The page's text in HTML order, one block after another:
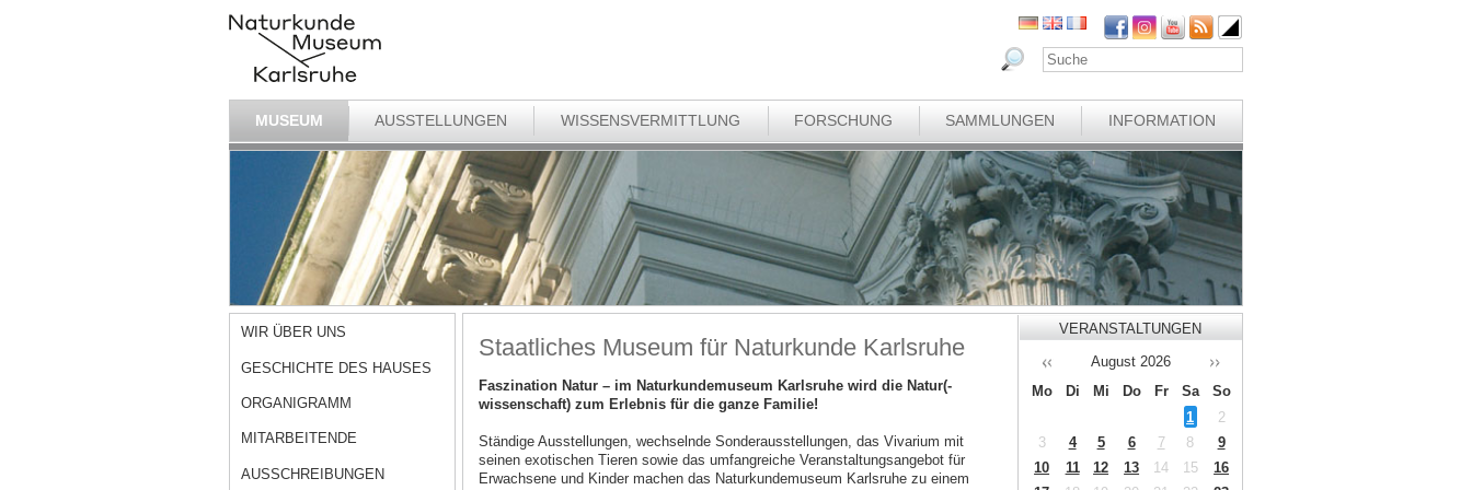
MUSEUM AUSSTELLUNGEN WISSENSVERMITTLUNG FORSCHUNG SAMMLUNGEN INFORMATION
WIR ÜBER UNS
GESCHICHTE DES HAUSES
ORGANIGRAMM
MITARBEITENDE
AUSSCHREIBUNGEN
Staatliches Museum für Naturkunde Karlsruhe
Faszination Natur – im Naturkundemuseum Karlsruhe wird die Natur(-
wissenschaft) zum Erlebnis für die ganze Familie!
Ständige Ausstellungen, wechselnde Sonderausstellungen, das Vivarium mit
seinen exotischen Tieren sowie das umfangreiche Veranstaltungsangebot für
Erwachsene und Kinder machen das Naturkundemuseum Karlsruhe zu einem
VERANSTALTUNGEN
August 2026
Mo
Di Mi Do Fr Sa
So
1
2
3
4 5 6 7 8
9
10
11 12 13 14 15
16